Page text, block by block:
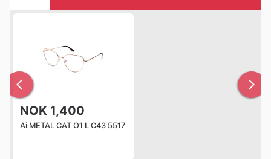
NOK 1,400
Ai METAL CAT O1 L C43 5517